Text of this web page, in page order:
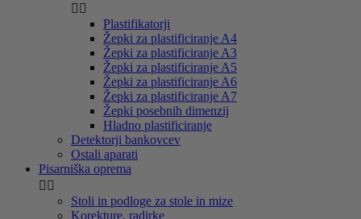
 
Plastifikatorji
Žepki za plastificiranje A4
Žepki za plastificiranje A3
Žepki za plastificiranje A5
Žepki za plastificiranje A6
Žepki za plastificiranje A7
Žepki posebnih dimenzij
Hladno plastificiranje
Detektorji bankovcev
Ostali aparati
Pisarniška oprema
 
Stoli in podloge za stole in mize
Korekture, radirke